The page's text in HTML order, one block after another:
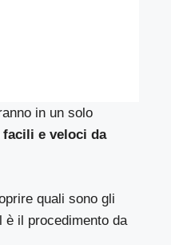
in un solo
e veloci da
quali sono gli
è il procedimento da